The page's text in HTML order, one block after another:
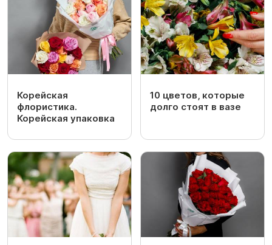
Корейская
флористика.
Корейская упаковка
10 цветов, которые
долго стоят в вазе